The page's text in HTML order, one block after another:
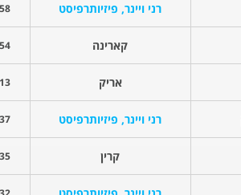
רני ויינר, פיזיותרפיסט 20
קארינה 20
אריק 20
רני ויינר, פיזיותרפיסט 20
קרין 20